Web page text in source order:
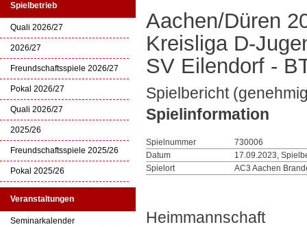
Spielbetrieb
Quali 2026/27
2026/27
Freundschaftsspiele 2026/27
Pokal 2026/27
Quali 2026/27
2025/26
Freundschaftsspiele 2025/26
Pokal 2025/26
Veranstaltungen
Seminarkalender
Aachen/Düren
Kreisliga D-
SV Eilendorf -
Spielbericht
Spielinformation
Spielnummer
730006
Datum
17.09.2023,
Spielort
AC3 Aachen
Heimmannschaft